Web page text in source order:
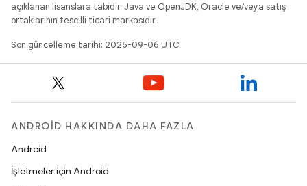
açıklanan lisanslara tabidir. Java ve OpenJDK, Oracle ve/veya satış
ortaklarının tescilli ticari markasıdır.
Son güncelleme tarihi: 2025-09-06 UTC.
ANDROID HAKKINDA DAHA FAZLA
Android
İşletmeler için Android